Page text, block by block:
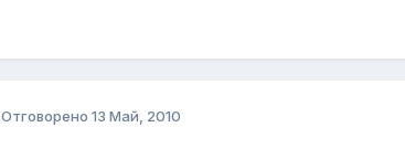
Отговорено 13 Май, 2010